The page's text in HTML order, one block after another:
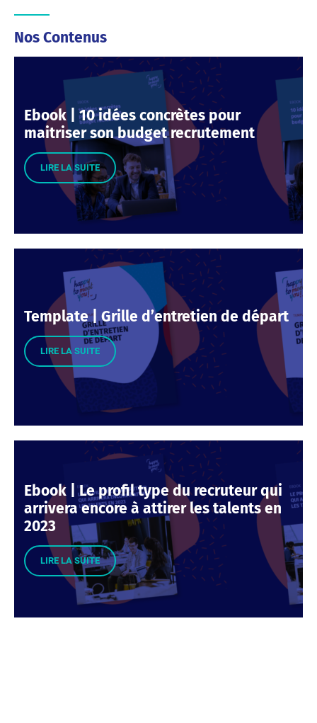
Nos Contenus
Ebook | 10 idées concrètes pour
maitriser son budget recrutement
LIRE LA SUITE
Template | Grille d’entretien de départ
LIRE LA SUITE
Ebook | Le profil type du recruteur qui
arrivera encore à attirer les talents en
2023
LIRE LA SUITE